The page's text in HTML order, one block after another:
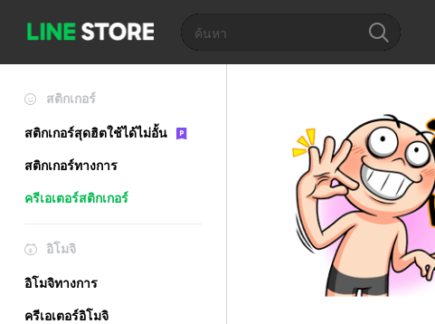
สติกเกอร์
สติกเกอร์สุดฮิตใช้ได้ไม่อั้น
สติกเกอร์ทางการ
ครีเอเตอร์สติกเกอร์
อิโมจิ
อิโมจิทางการ
ครีเอเตอร์อิโมจิ